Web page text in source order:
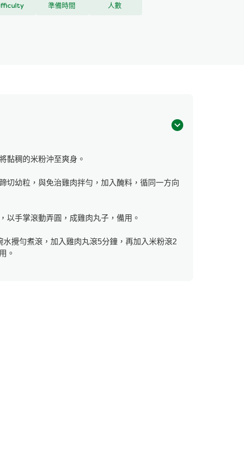
準備時間 人數
黏稠的米粉沖至爽身。
切幼粒，與免治雞肉拌勻，加入醃料，循同一方向
以手掌滾動弄圓，成雞肉丸子，備用。
水攪勻煮滾，加入雞肉丸滾5分鐘，再加入米粉滾2
。